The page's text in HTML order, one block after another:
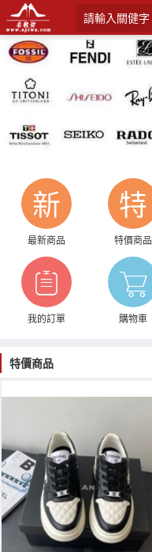
請輸入關健字
新
最新商品
特
特價商品
我的訂單 購物車
特價商品